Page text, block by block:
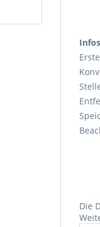
Die